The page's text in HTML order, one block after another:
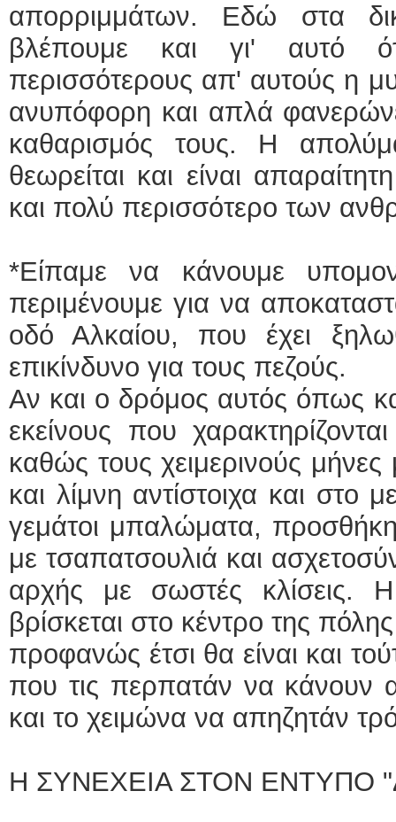
απορριμμάτων. Εδώ στα
βλέπουμε και γι' αυτό
περισσότερους απ' αυτούς η
ανυπόφορη και απλά
καθαρισμός τους. Η
θεωρείται και είναι
και πολύ περισσότερο των
*Είπαμε να κάνουμε
περιμένουμε για να
οδό Αλκαίου, που έχει
επικίνδυνο για τους πεζούς.
Αν και ο δρόμος αυτός όπως
εκείνους που
καθώς τους χειμερινούς μήνες
και λίμνη αντίστοιχα και στο
γεμάτοι μπαλώματα,
με τσαπατσουλιά και
αρχής με σωστές κλίσεις.
βρίσκεται στο κέντρο της
προφανώς έτσι θα είναι και
που τις περπατάν να κάνουν
και το χειμώνα να απηζητάν
Η ΣΥΝΕΧΕΙΑ ΣΤΟΝ ΕΝΤΥΠΟ